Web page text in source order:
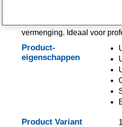
Een conventionele
vermenging. Ideaal voor
Product-
eigenschappen
Product Variant